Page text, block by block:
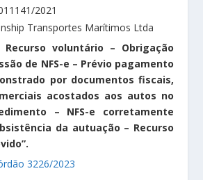
2021
Transportes Marítimos Ltda
Recurso voluntário – Obrigação
de NFS-e – Prévio pagamento
por documentos fiscais,
acostados aos autos no
– NFS-e corretamente
da autuação – Recurso
3226/2023